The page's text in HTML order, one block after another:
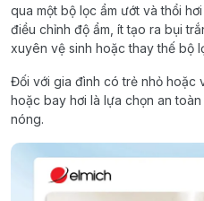
qua một bộ lọc ẩm ướt và thổi
điều chỉnh độ ẩm, ít tạo ra bụi
xuyên vệ sinh hoặc thay thế bộ
Đối với gia đình có trẻ nhỏ hoặc
hoặc bay hơi là lựa chọn an
nóng.